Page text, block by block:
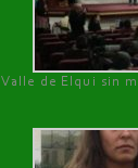
Valle de Elqui sin